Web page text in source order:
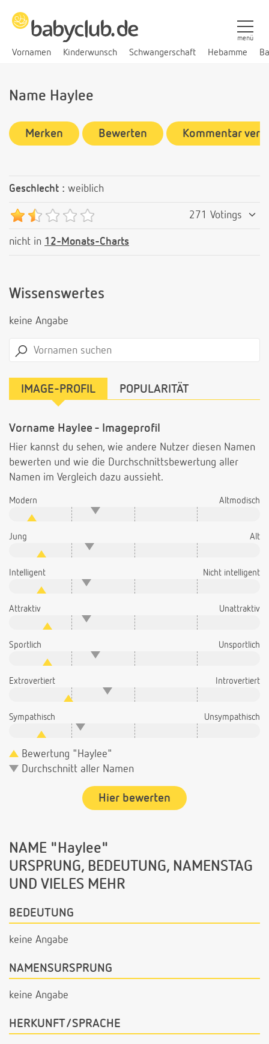
Vornamen Kinderwunsch Schwangerschaft Hebamme
menü
Name Haylee
Merken Bewerten Kommentar
Geschlecht : weiblich
271 Votings
nicht in 12-Monats-Charts
Wissenswertes
keine Angabe
IMAGE-PROFIL POPULARITÄT
Vorname Haylee - Imageprofil
Hier kannst du sehen, wie andere Nutzer diesen Namen
bewerten und wie die Durchschnittsbewertung aller
Namen im Vergleich dazu aussieht.
Modern Altmodisch
Jung Alt
Intelligent Nicht intelligent
Attraktiv Unattraktiv
Sportlich Unsportlich
Extrovertiert Introvertiert
Sympathisch Unsympathisch
Bewertung "Haylee"
Durchschnitt aller Namen
Hier bewerten
NAME "Haylee"
URSPRUNG, BEDEUTUNG, NAMENSTAG
UND VIELES MEHR
BEDEUTUNG
keine Angabe
NAMENSURSPRUNG
keine Angabe
HERKUNFT/SPRACHE